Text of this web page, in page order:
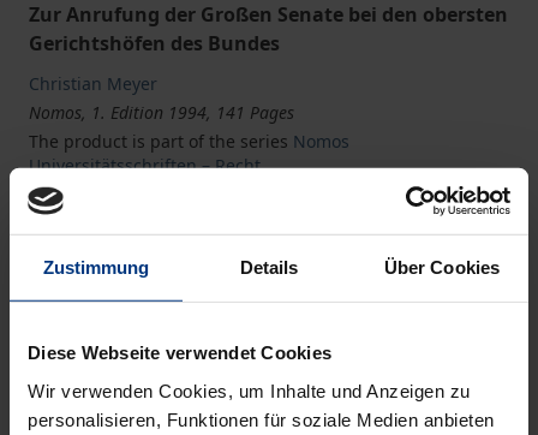
Zustimmung Details Über Cookies
Diese Webseite verwendet Cookies
Wir verwenden Cookies, um Inhalte und Anzeigen zu
personalisieren, Funktionen für soziale Medien anbieten
Zur Anrufung der Großen Senate bei den obersten
Gerichtshöfen des Bundes
Christian Meyer
Nomos, 1. Edition 1994, 141 Pages
The product is part of the series Nomos
Universitätsschriften – Recht
Add to Cart